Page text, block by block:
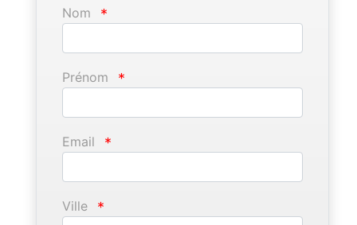
Nom *
Prénom *
Email *
Ville *